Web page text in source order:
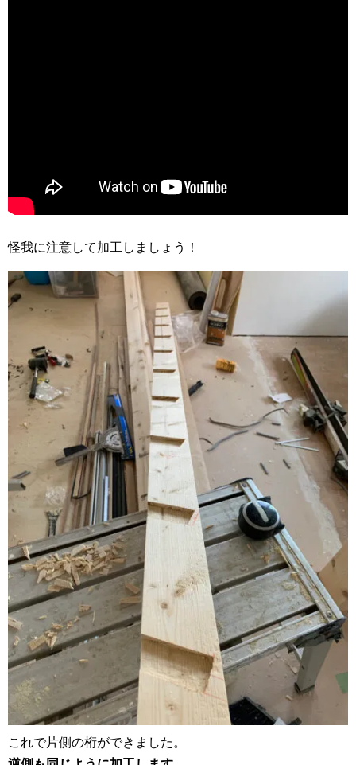
怪我に注意して加工しましょう！
これで片側の桁ができました。